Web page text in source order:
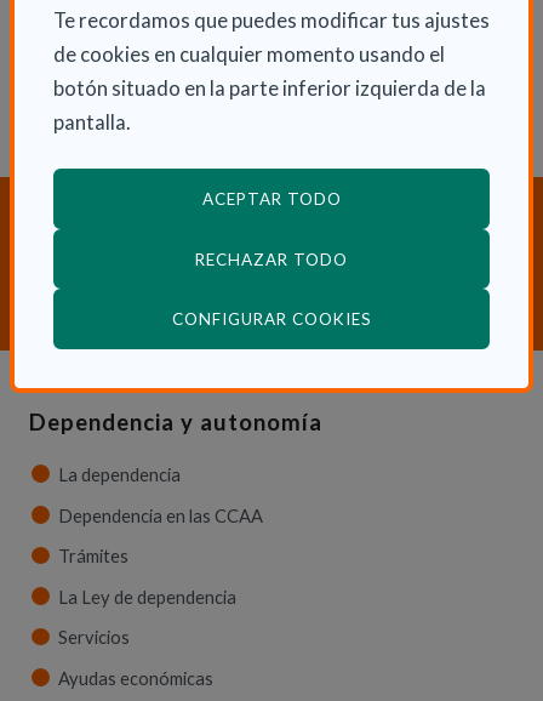
Te recordamos que puedes modificar tus ajustes
de cookies en cualquier momento usando el
botón situado en la parte inferior izquierda de la
pantalla.
ACEPTAR TODO
RECHAZAR TODO
CONFIGURAR COOKIES
Consulta otras Noticias de Actualidad
¿Necesitas orientación sobre
Dependencia y Discapacidad?
CONTACTA CON NOSOTROS
Dependencia y autonomía
La dependencia
Dependencia en las CCAA
Trámites
La Ley de dependencia
Servicios
Ayudas económicas